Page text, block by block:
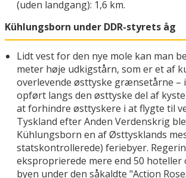
(uden landgang): 1,6 km.
Kühlungsborn under DDR-styrets åg
Lidt vest for den nye mole kan man
meter høje udkigstårn, som er et af
overlevende østtyske grænsetårne –
opført langs den østtyske del af
at forhindre østtyskere i at flygte til
Tyskland efter Anden Verdenskrig
Kühlungsborn en af Østtysklands
statskontrollerede) feriebyer.
eksproprierede mere end 50 hoteller
byen under den såkaldte "Action